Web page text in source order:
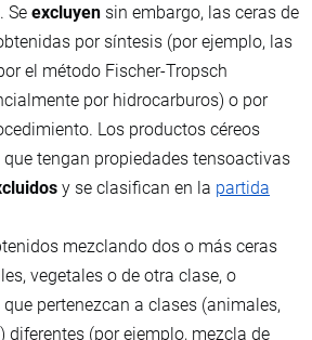
Se excluyen sin embargo, las ceras de
por síntesis (por ejemplo, las
el método Fischer-Tropsch
por hidrocarburos) o por
Los productos céreos
tengan propiedades tensoactivas
y se clasifican en la partida
mezclando dos o más ceras
vegetales o de otra clase, o
pertenezcan a clases (animales,
diferentes (por ejemplo, mezcla de